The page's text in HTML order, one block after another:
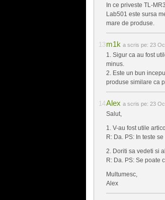
In ce priveste TL-
Lab501 este sursa
mare de produse.
m1k a scris pe: 23
1. Sigur ca au fost
minus.
2. Este un bun
produse similare ca
Alex a scris pe: 23
Salut,
1. V-au fost utile
R: Da. PS: In teste
2. Doriti sa vedeti si
R: Da. PS: Se poate
Multumesc,
Alex